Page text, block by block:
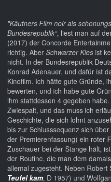
"Käutners Film noir als
Bundesrepublik“, liest man auf
(2017) der Concorde
richtig. Aber Schwarzer Kies ist
nicht. In der Bundesrepublik
Konrad Adenauer, und dafür ist
Kinofilm. Ich hätte gute Gründe,
bewerten, und ich habe gute
ihm stattdessen 4 gegeben
Zwiespalt, und das muss ich
Geschichte, die sich lohnt
bis zur Schlusssequenz sich
der Premierenfassung) ein roter
Zuschauer bei der Stange hält,
der Routine, die man dem
allemal zugesteht. Neben Robert
Teufel kam, D 1957) und